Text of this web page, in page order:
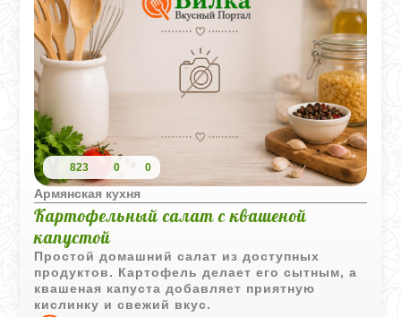
823 0 0
Армянская кухня
Картофельный салат с квашеной
капустой
Простой домашний салат из доступных
продуктов. Картофель делает его сытным, а
квашеная капуста добавляет приятную
кислинку и свежий вкус.